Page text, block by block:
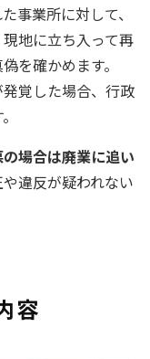
事業所に対して、
地に立ち入って再
を確かめます。
覚した場合、行政
場合は廃業に追い
違反が疑われない
容